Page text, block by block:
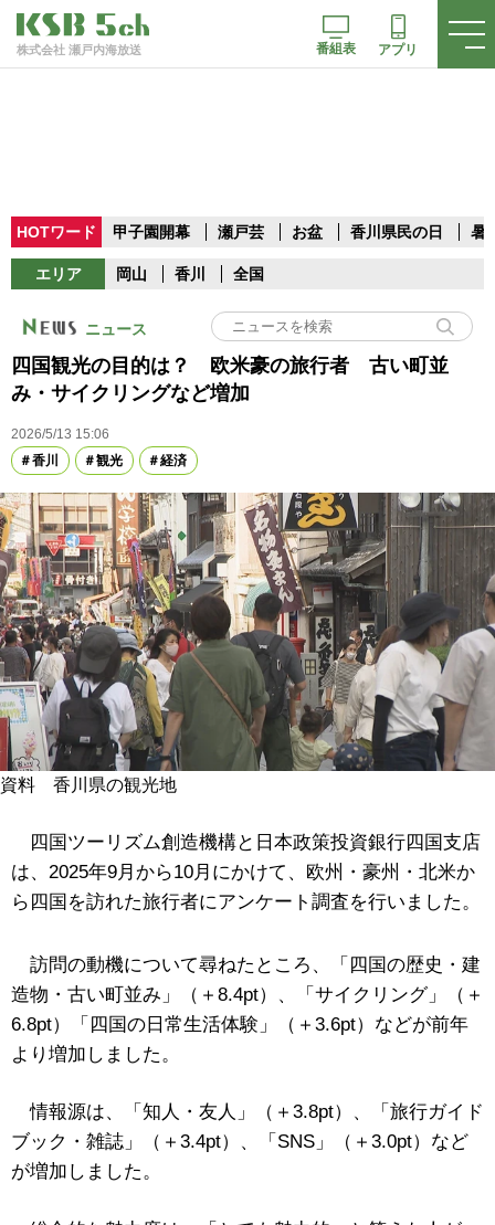
株式会社 瀬戸内海放送 番組表 アプリ
HOTワード 甲子園開幕 瀬戸芸 お盆 香川県民の日 暑
エリア 岡山 香川 全国
ニュース
四国観光の目的は？ 欧米豪の旅行者 古い町並
み・サイクリングなど増加
2026/5/13 15:06
香川
観光 経済
資料 香川県の観光地
四国ツーリズム創造機構と日本政策投資銀行四国支店
は、2025年9月から10月にかけて、欧州・豪州・北米か
ら四国を訪れた旅行者にアンケート調査を行いました。
訪問の動機について尋ねたところ、「四国の歴史・建
造物・古い町並み」（＋8.4pt）、「サイクリング」（＋
6.8pt）「四国の日常生活体験」（＋3.6pt）などが前年
より増加しました。
情報源は、「知人・友人」（＋3.8pt）、「旅行ガイド
ブック・雑誌」（＋3.4pt）、「SNS」（＋3.0pt）など
が増加しました。